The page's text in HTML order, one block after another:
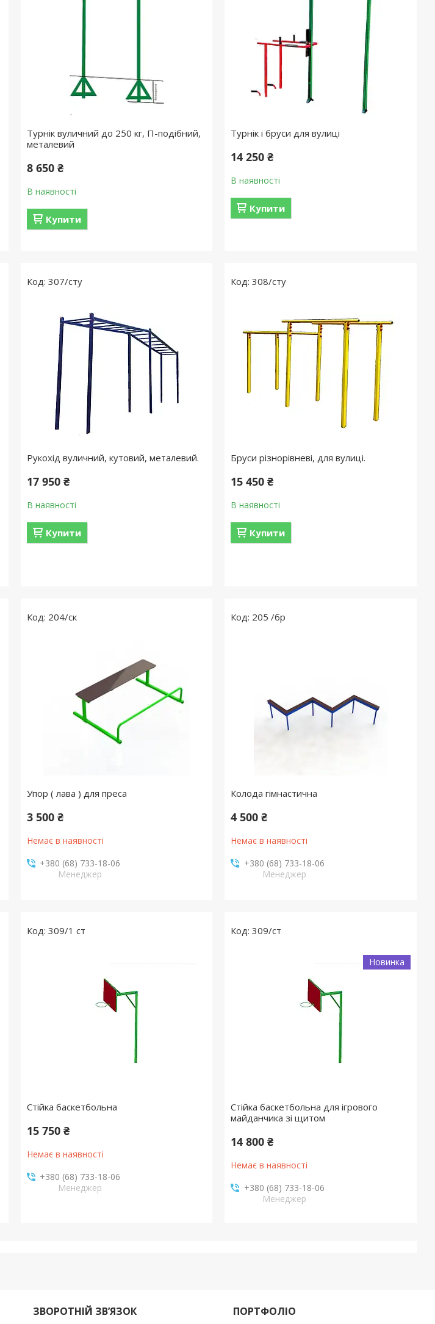
Турнік вуличний до 250 кг, П-подібний,
металевий
8 650 ₴
В наявності
Купити
Турнік і бруси для вулиці
14 250 ₴
В наявності
Купити
307/сту
Рукохід вуличний, кутовий, металевий.
17 950 ₴
В наявності
Купити
308/сту
Бруси різнорівневі, для вулиці.
15 450 ₴
В наявності
Купити
204/ск
Упор ( лава ) для преса
3 500 ₴
Немає в наявності
+380 (68) 733-18-06
Менеджер
205 /бр
Колода гімнастична
4 500 ₴
Немає в наявності
+380 (68) 733-18-06
Менеджер
309/1 ст
Стійка баскетбольна
15 750 ₴
Немає в наявності
+380 (68) 733-18-06
Менеджер
309/ст
Новинка
Стійка баскетбольна для ігрового
майданчика зі щитом
14 800 ₴
Немає в наявності
+380 (68) 733-18-06
Менеджер
ЗВОРОТНІЙ ЗВ’ЯЗОК ПОРТФОЛІО